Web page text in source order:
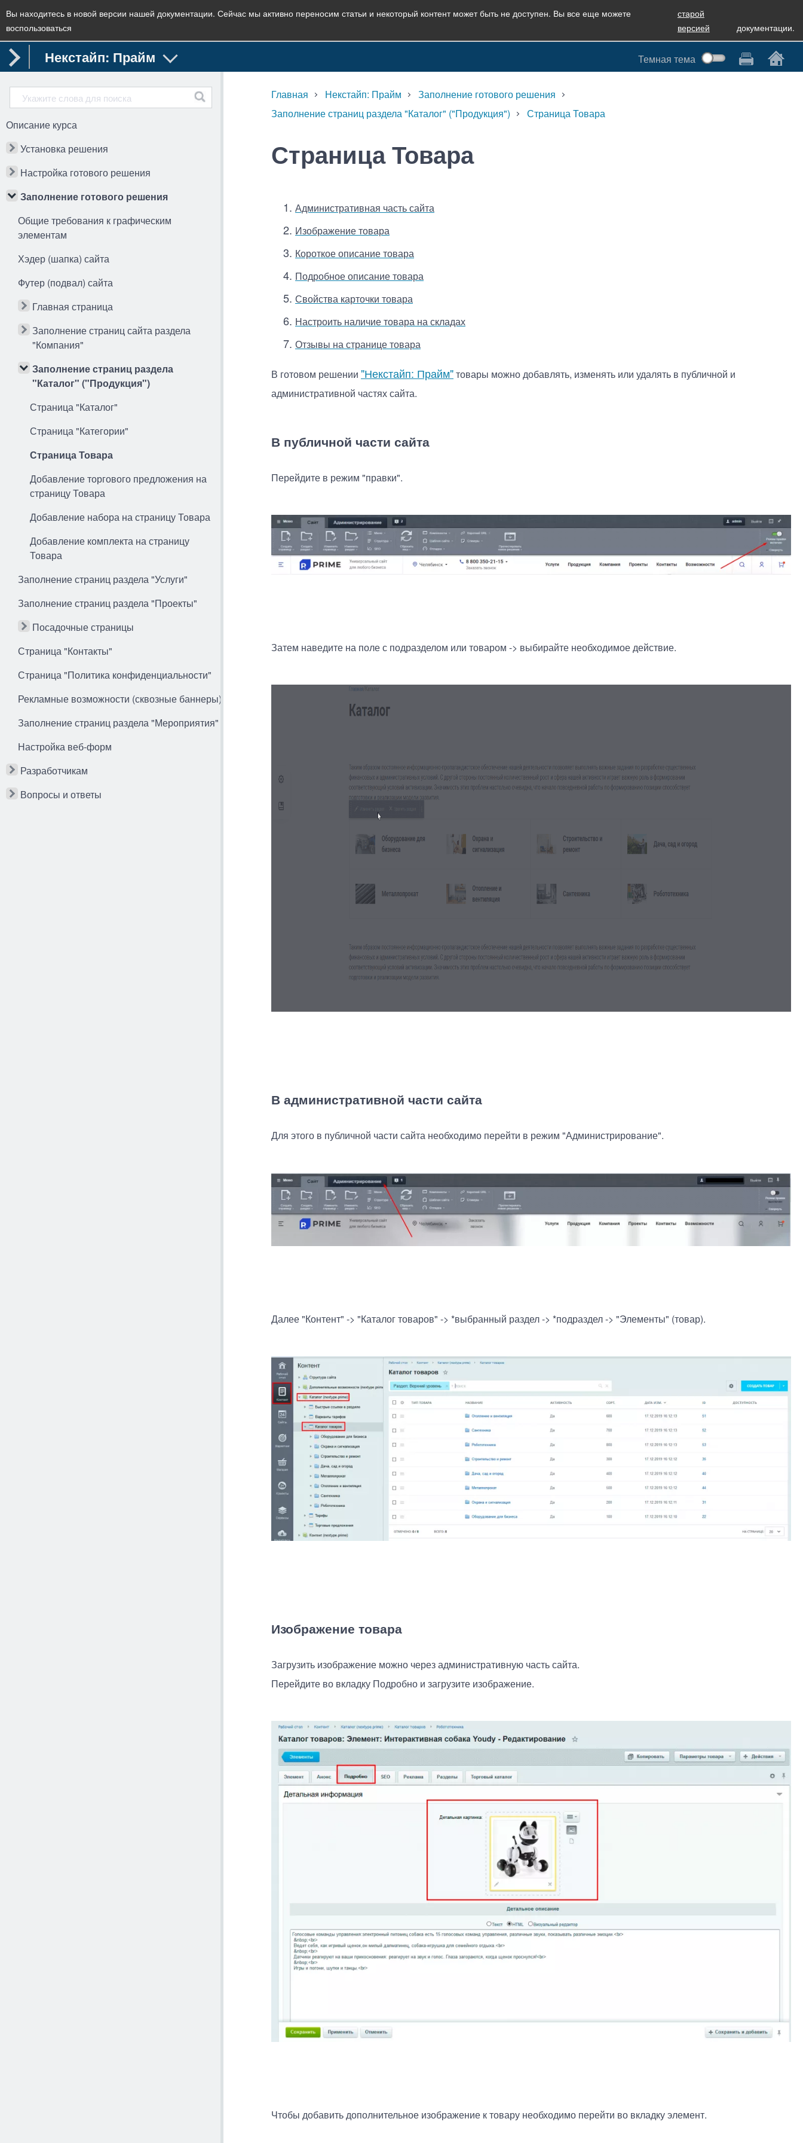
Вы находитесь в новой версии нашей документации. Сейчас мы активно переносим статьи и некоторый контент может быть не доступен. Вы все еще можете
воспользоваться
старой
версией
документации.
Некстайп: Прайм Темная тема
Описание курса
Установка решения
Настройка готового решения
Заполнение готового решения
Общие требования к графическим
элементам
Хэдер (шапка) сайта
Футер (подвал) сайта
Главная страница
Заполнение страниц сайта раздела
"Компания"
Заполнение страниц раздела
"Каталог" ("Продукция")
Страница "Каталог"
Страница "Категории"
Страница Товара
Добавление торгового предложения на
страницу Товара
Добавление набора на страницу Товара
Добавление комплекта на страницу
Товара
Заполнение страниц раздела "Услуги"
Заполнение страниц раздела "Проекты"
Посадочные страницы
Страница "Контакты"
Страница "Политика конфиденциальности"
Рекламные возможности (сквозные баннеры)
Заполнение страниц раздела "Мероприятия"
Настройка веб-форм
Разработчикам
Вопросы и ответы
Главная Некстайп: Прайм
Заполнение готового решения
Заполнение страниц раздела "Каталог" ("Продукция")
Страница Товара
Страница Товара
Административная часть сайта
Изображение товара
Короткое описание товара
Подробное описание товара
Свойства карточки товара
Настроить наличие товара на складах
Отзывы на странице товара
В готовом решении "Некстайп: Прайм"товары можно добавлять, изменять или удалять в публичной и
административной частях сайта.
В публичной части сайта
Перейдите в режим "правки".
Затем наведите на поле с подразделом или товаром -> выбирайте необходимое действие.
В административной части сайта
Для этого в публичной части сайта необходимо перейти в режим "Администрирование".
Далее "Контент" -> "Каталог товаров" -> *выбранный раздел -> *подраздел -> "Элементы" (товар).
Изображение товара
Загрузить изображение можно через административную часть сайта.
Перейдите во вкладку Подробно и загрузите изображение.
Чтобы добавить дополнительное изображение к товару необходимо перейти во вкладку элемент.